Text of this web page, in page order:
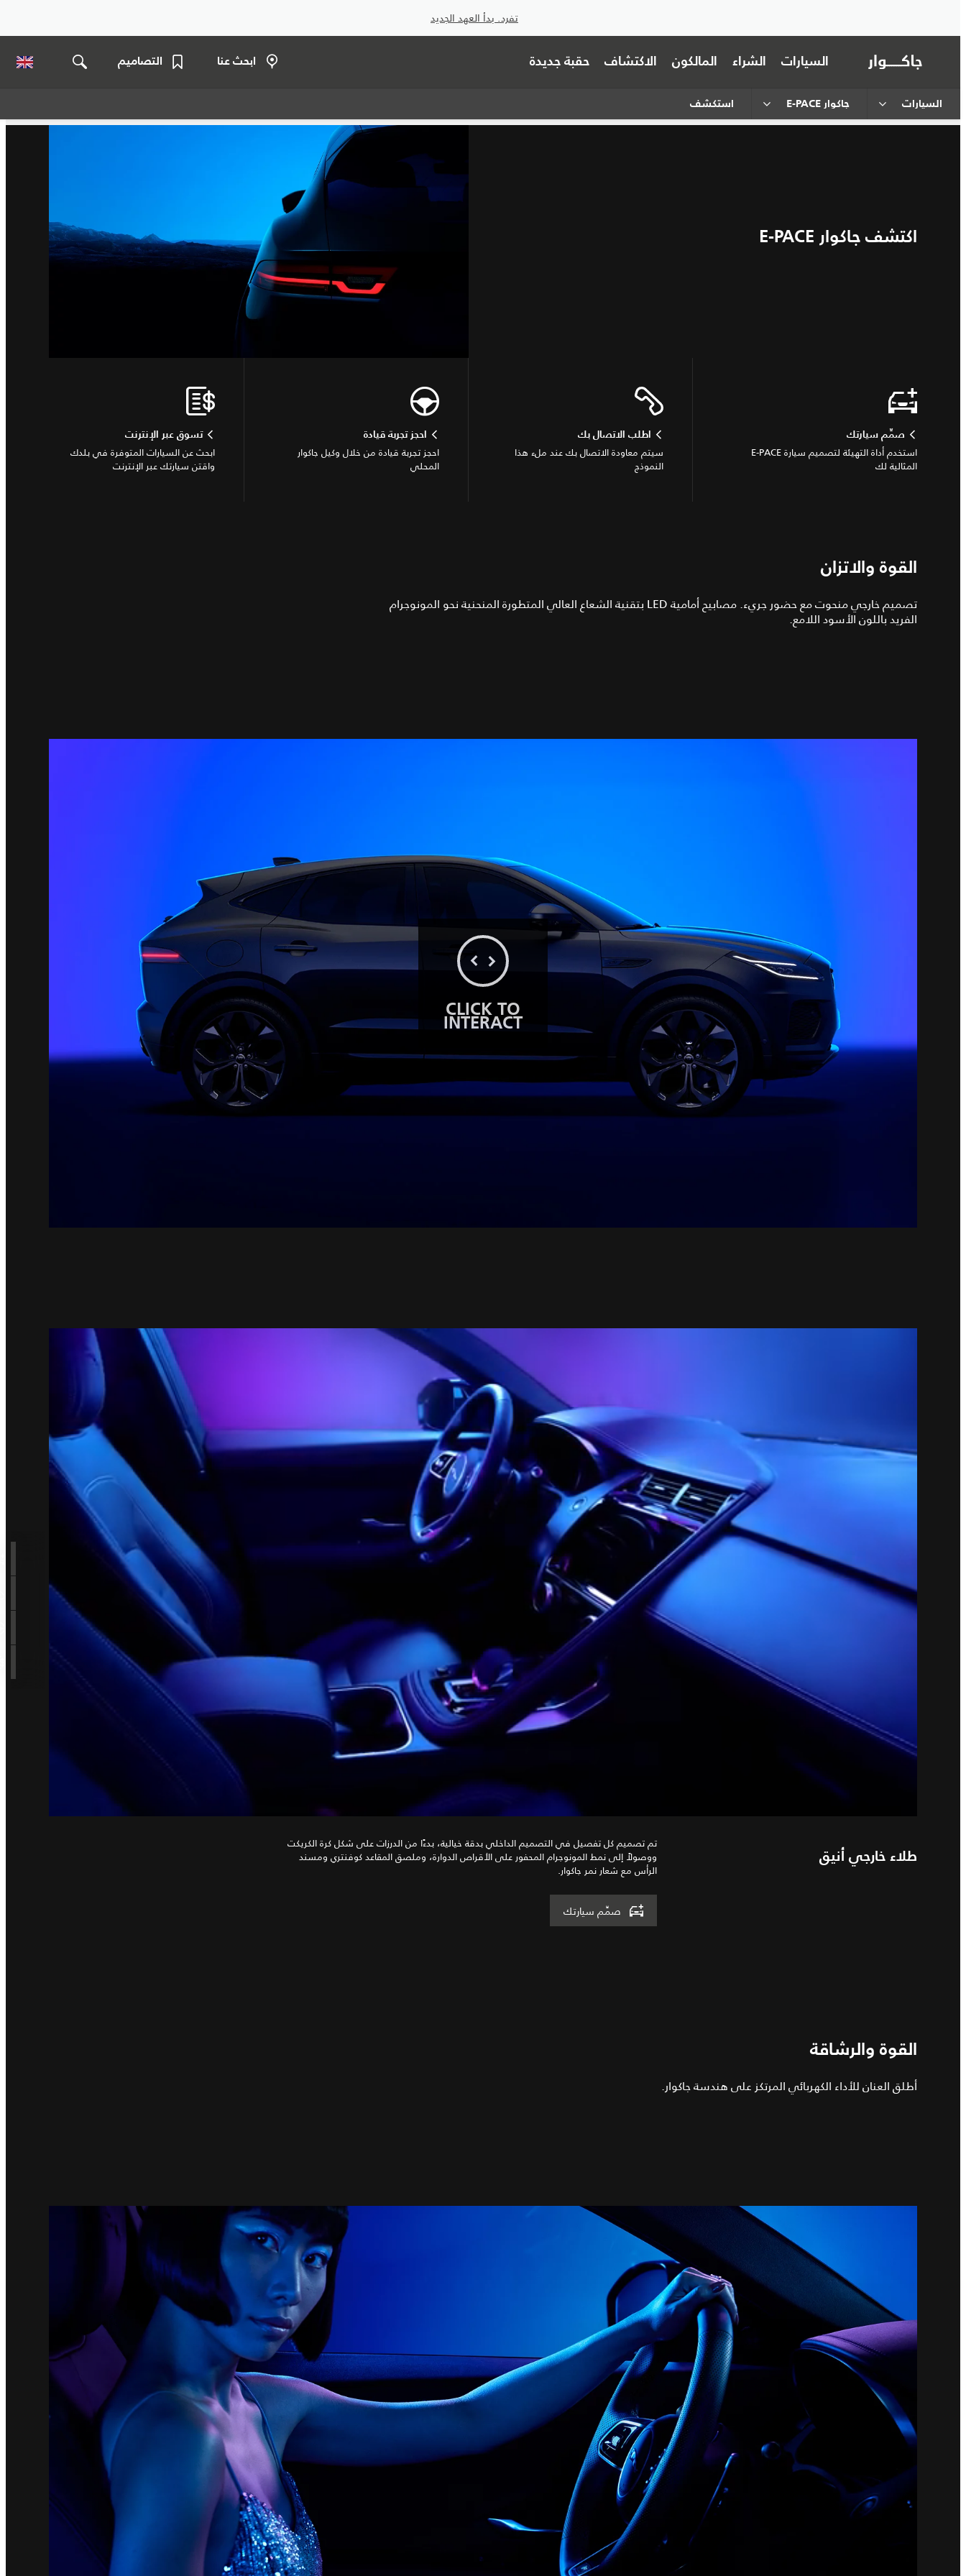
تفرد. بدأ العهد الجديد
السيارات الشراء المالكون الاكتشاف حقبة جديدة ابحث عنا التصاميم
السيارات جاكوار E-PACE استكشف
اكتشف جاكوار E-PACE
صمِّم سيارتك
استخدم أداة التهيئة لتصميم سيارة E-PACE
المثالية لك
اطلب الاتصال بك
سيتم معاودة الاتصال بك عند ملء هذا
النموذج
احجز تجربة قيادة
احجز تجربة قيادة من خلال وكيل جاكوار
المحلي
تسوق عبر الإنترنت
ابحث عن السيارات المتوفرة في بلدك
واقتن سيارتك عبر الإنترنت
القوة والاتزان
تصميم خارجي منحوت مع حضور جريء. مصابيح أمامية LED بتقنية الشعاع العالي المتطورة المنحنية نحو المونوجرام
الفريد باللون الأسود اللامع.
CLICK TO
INTERACT
طلاء خارجي أنيق
تم تصميم كل تفصيل في التصميم الداخلي بدقة خيالية، بدءًا من الدرزات على شكل كرة الكريكت
ووصولاً إلى نمط المونوجرام المحفور على الأقراص الدوارة، وملصق المقاعد كوفنتري ومسند
الرأس مع شعار نمر جاكوار.
صمِّم سيارتك
القوة والرشاقة
أطلق العنان للأداء الكهربائي المرتكز على هندسة جاكوار.